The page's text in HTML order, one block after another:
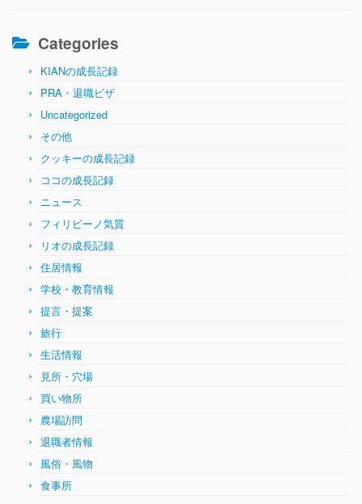
Categories
KIANの成長記録
PRA・退職ビザ
Uncategorized
その他
クッキーの成長記録
ココの成長記録
ニュース
フィリピーノ気質
リオの成長記録
住居情報
学校・教育情報
提言・提案
旅行
生活情報
見所・穴場
買い物所
農場訪問
退職者情報
風俗・風物
食事所